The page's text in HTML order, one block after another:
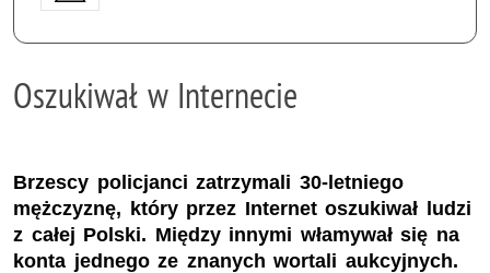
Oszukiwał w Internecie
Brzescy policjanci zatrzymali 30-letniego
mężczyznę, który przez Internet oszukiwał ludzi
z całej Polski. Między innymi włamywał się na
konta jednego ze znanych wortali aukcyjnych.